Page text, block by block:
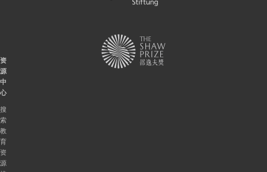
资
源
中
心
搜
索
教
育
资
源